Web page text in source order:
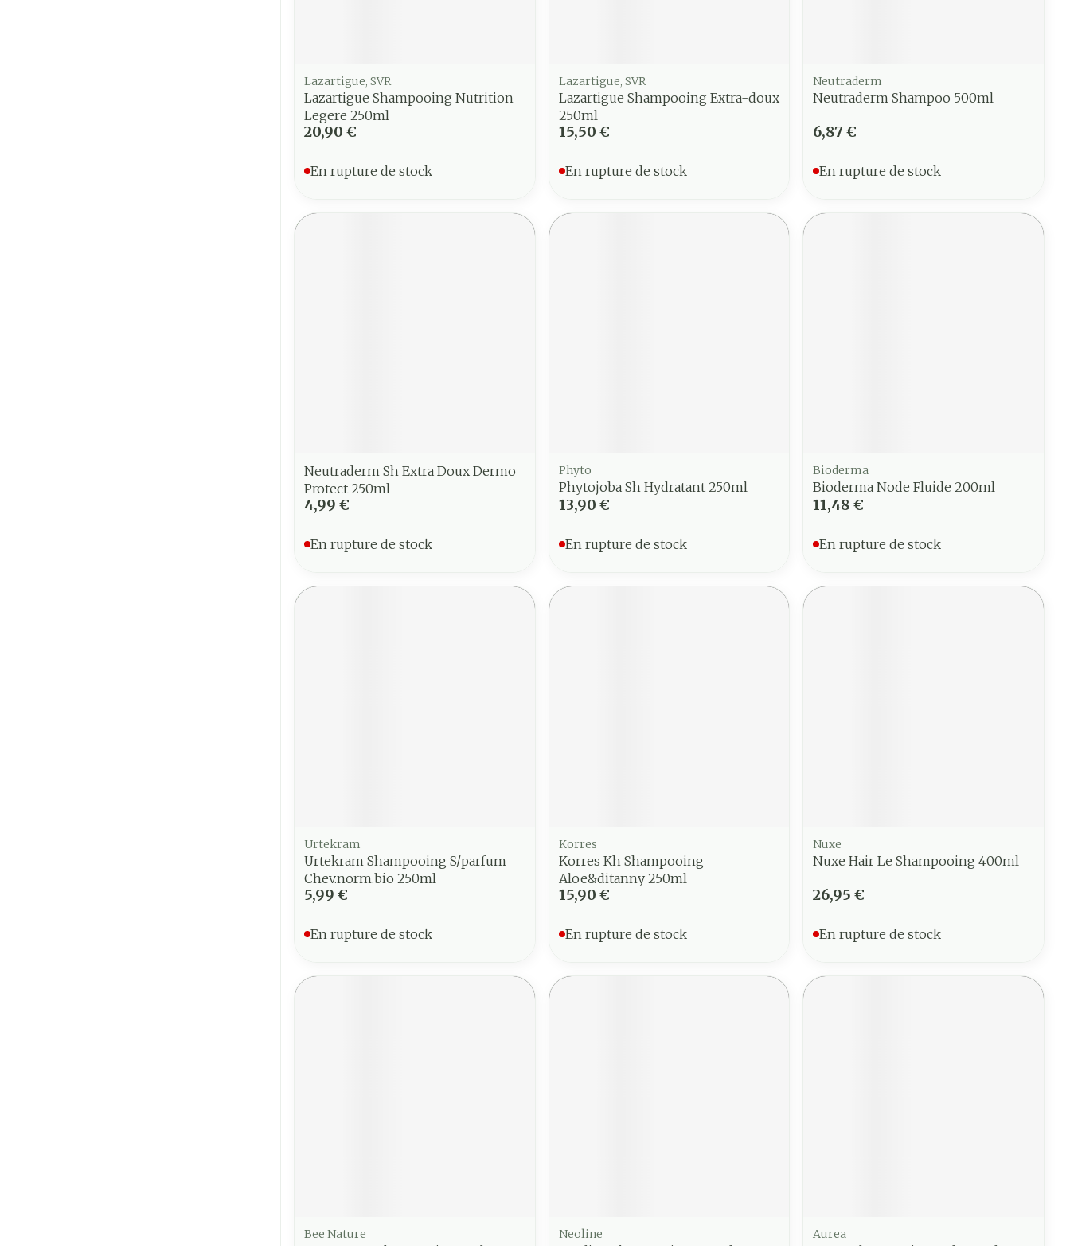
Lazartigue, SVR
Lazartigue Shampooing Nutrition
Legere 250ml
20,90 €
En rupture de stock
Lazartigue, SVR
Lazartigue Shampooing Extra-doux
250ml
15,50 €
En rupture de stock
Neutraderm
Neutraderm Shampoo 500ml
6,87 €
En rupture de stock
Neutraderm Sh Extra Doux Dermo
Protect 250ml
4,99 €
En rupture de stock
Phyto
Phytojoba Sh Hydratant 250ml
13,90 €
En rupture de stock
Bioderma
Bioderma Node Fluide 200ml
11,48 €
En rupture de stock
Urtekram
Urtekram Shampooing S/parfum
Chev.norm.bio 250ml
5,99 €
En rupture de stock
Korres
Korres Kh Shampooing
Aloe&ditanny 250ml
15,90 €
En rupture de stock
Nuxe
Nuxe Hair Le Shampooing 400ml
26,95 €
En rupture de stock
Bee Nature Neoline Aurea